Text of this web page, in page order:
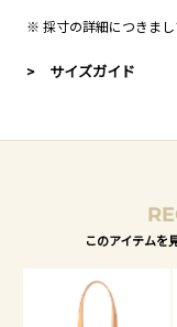
※ 採寸の詳細につきまし
> サイズガイド
このアイテムを